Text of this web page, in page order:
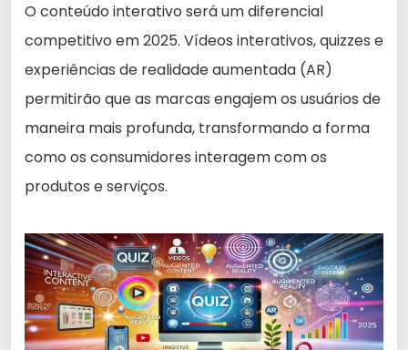
O conteúdo interativo será um diferencial
competitivo em 2025. Vídeos interativos, quizzes e
experiências de realidade aumentada (AR)
permitirão que as marcas engajem os usuários de
maneira mais profunda, transformando a forma
como os consumidores interagem com os
produtos e serviços.